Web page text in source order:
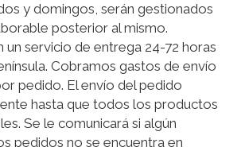
y domingos, serán gestionados
posterior al mismo.
un servicio de entrega 24-72 horas
Cobramos gastos de envío
pedido. El envío del pedido
hasta que todos los productos
Se le comunicará si algún
pedidos no se encuentra en